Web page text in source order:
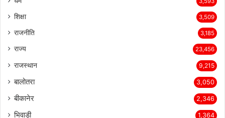
धर्म 3,593
3,509
3,185
23,456
राजस्थान 9,215
बालोतरा 3,050
बीकानेर 2,346